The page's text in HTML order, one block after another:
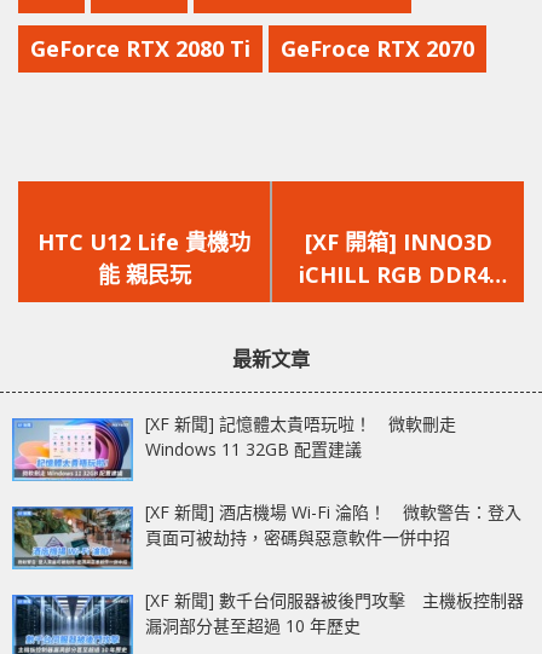
GeForce RTX 2080 Ti GeFroce RTX 2070
一
篇
文
HTC U12 Life 貴機功
能 親民玩
一
篇
文
[XF 開箱] INNO3D
iCHILL RGB DDR4-
3600 AURA 輕鬆超頻
最新文章
[XF 新聞] 記憶體太貴唔玩啦！ 微軟刪走
Windows 11 32GB 配置建議
[XF 新聞] 酒店機場 Wi-Fi 淪陷！ 微軟警告：登入
頁面可被劫持，密碼與惡意軟件一併中招
[XF 新聞] 數千台伺服器被後門攻擊 主機板控制器
漏洞部分甚至超過 10 年歷史